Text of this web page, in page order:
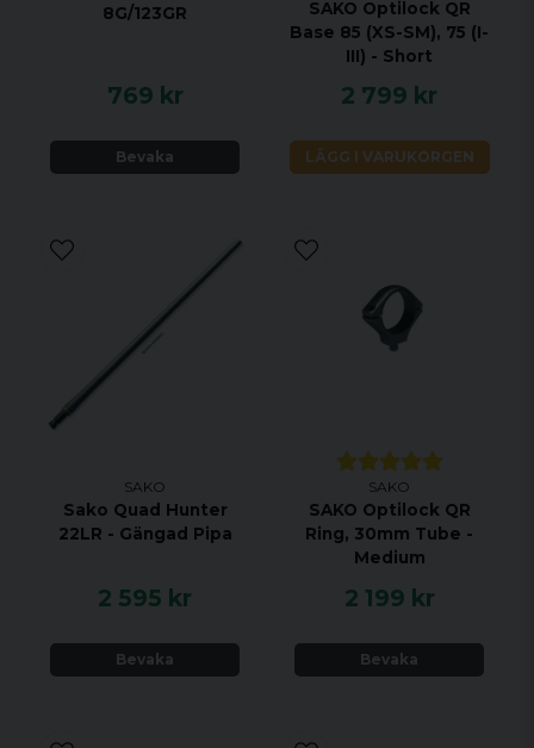
8G/123GR
769 kr
Bevaka
SAKO Optilock QR
Base 85 (XS-SM), 75 (I-
III) - Short
2 799 kr
LÄGG I VARUKORGEN
SAKO
Sako Quad Hunter
22LR - Gängad Pipa
2 595 kr
Bevaka
SAKO
SAKO Optilock QR
Ring, 30mm Tube -
Medium
2 199 kr
Bevaka